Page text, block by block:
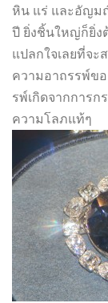
หิน แร่ และอัญม
ปี ยิ่งชิ้นใหญ่ก็ยิ่ง
แปลกใจเลยที่จะ
ความอาถรรพ์ข
รพ์เกิดจากการ
ความโลภแท้ๆ